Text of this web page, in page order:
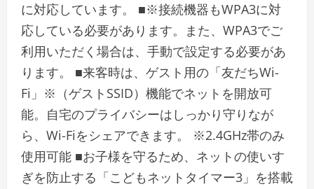
に対応しています。 ■※接続機器もWPA3に対
応している必要があります。また、WPA3でご
利用いただく場合は、手動で設定する必要があ
ります。 ■来客時は、ゲスト用の「友だちWi-
Fi」※（ゲストSSID）機能でネットを開放可
能。自宅のプライバシーはしっかり守りなが
ら、Wi-Fiをシェアできます。 ※2.4GHz帯のみ
使用可能 ■お子様を守るため、ネットの使いす
ぎを防止する「こどもネットタイマー3」を搭載